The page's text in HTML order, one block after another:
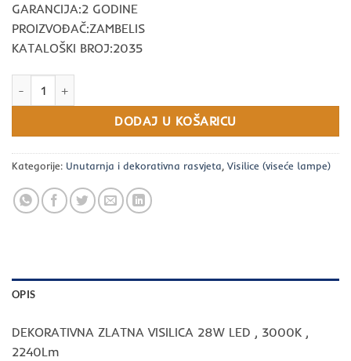
636,00 KM.
GARANCIJA:2 GODINE
PROIZVOĐAČ:ZAMBELIS
KATALOŠKI BROJ:2035
DODAJ U KOŠARICU
Kategorije: Unutarnja i dekorativna rasvjeta, Visilice (viseće lampe)
OPIS
DEKORATIVNA ZLATNA VISILICA 28W LED , 3000K ,
2240Lm